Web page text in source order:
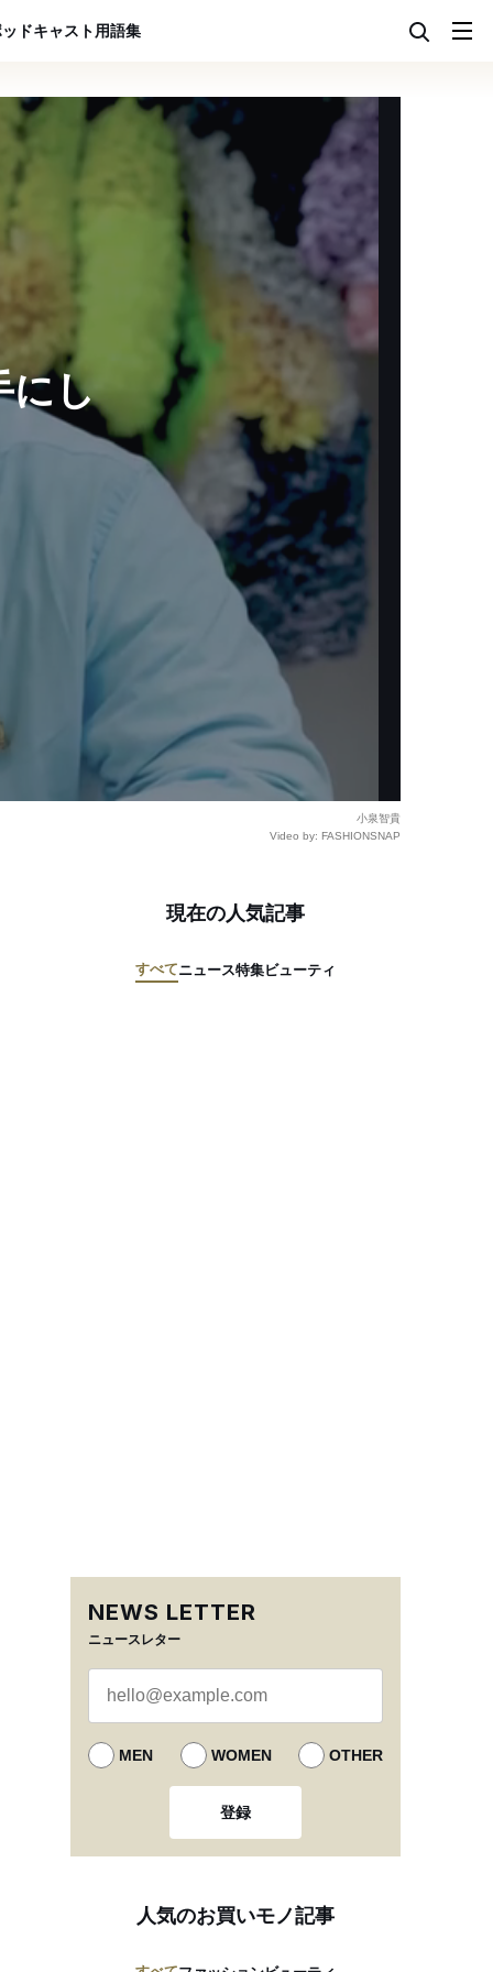
ドキャスト用語集
にし
小泉智貴
Video by: FASHIONSNAP
現在の人気記事
すべてニュース特集ビューティ
NEWS LETTER
ニュースレター
MEN WOMEN OTHER
登録
人気のお買いモノ記事